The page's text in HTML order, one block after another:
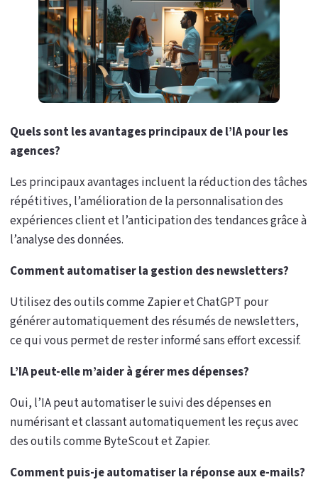
Quels sont les avantages principaux de l’IA pour les
agences?
Les principaux avantages incluent la réduction des tâches
répétitives, l’amélioration de la personnalisation des
expériences client et l’anticipation des tendances grâce à
l’analyse des données.
Comment automatiser la gestion des newsletters?
Utilisez des outils comme Zapier et ChatGPT pour
générer automatiquement des résumés de newsletters,
ce qui vous permet de rester informé sans effort excessif.
L’IA peut-elle m’aider à gérer mes dépenses?
Oui, l’IA peut automatiser le suivi des dépenses en
numérisant et classant automatiquement les reçus avec
des outils comme ByteScout et Zapier.
Comment puis-je automatiser la réponse aux e-mails?